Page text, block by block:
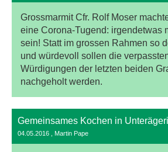
Grossmarmit Cfr. Rolf Moser
eine Corona-Tugend: irgendetwas
sein! Statt im grossen Rahmen so
und würdevoll sollen die
Würdigungen der letzten beiden
nachgeholt werden.
Gemeinsames Kochen in Unterägeri
04.05.2016 , Martin Pape